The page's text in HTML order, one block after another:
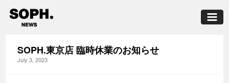
SOPH.東京店 臨時休業のお知らせ
July 3, 2023